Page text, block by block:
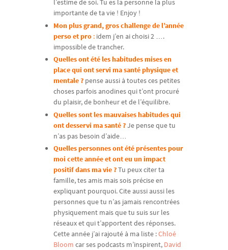
l’estime de soi. Tu es la personne la plus
importante de ta vie ! Enjoy !
Mon plus grand, gros challenge de l’année
perso et pro : idem j’en ai choisi 2 ….
impossible de trancher.
Quelles ont été les habitudes mises en
place qui ont servi ma santé physique et
mentale ? pense aussi à toutes ces petites
choses parfois anodines qui t’ont procuré
du plaisir, de bonheur et de l’équilibre.
Quelles sont les mauvaises habitudes qui
ont desservi ma santé ?Je pense que tu
n’as pas besoin d’aide…
Quelles personnes ont été présentes pour
moi cette année et ont eu un impact
positif dans ma vie ?Tu peux citer ta
famille, tes amis mais sois précise en
expliquant pourquoi. Cite aussi aussi les
personnes que tu n’as jamais rencontrées
physiquement mais que tu suis sur les
réseaux et qui t’apportent des réponses.
Cette année j’ai rajouté à ma liste :Chloé
Bloom car ses podcasts m’inspirent, David